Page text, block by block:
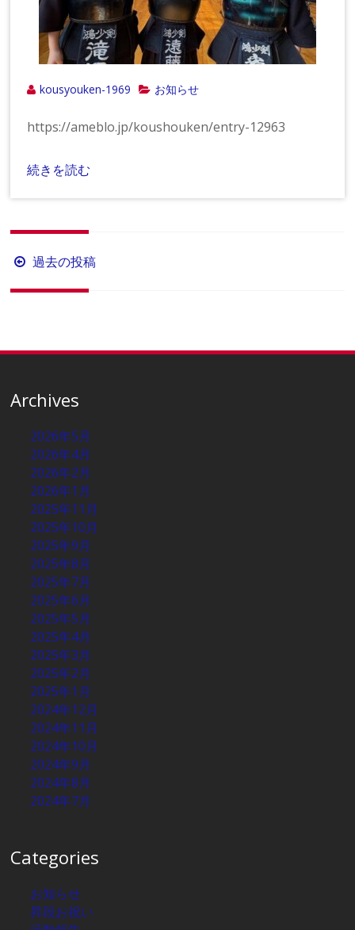
kousyouken-1969 お知らせ
https://ameblo.jp/koushouken/entry-12963
続きを読む
投
稿
ゲ
シ
過去の投稿
Archives
2026年5月
2026年4月
2026年2月
2026年1月
2025年11月
2025年10月
2025年9月
2025年8月
2025年7月
2025年6月
2025年5月
2025年4月
2025年3月
2025年2月
2025年1月
2024年12月
2024年11月
2024年10月
2024年9月
2024年8月
2024年7月
Categories
お知らせ
昇段お祝い